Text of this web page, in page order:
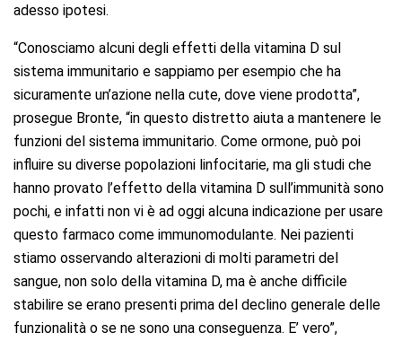
adesso ipotesi.
“Conosciamo alcuni degli effetti della vitamina D sul
sistema immunitario e sappiamo per esempio che ha
sicuramente un’azione nella cute, dove viene prodotta”,
prosegue Bronte, “in questo distretto aiuta a mantenere le
funzioni del sistema immunitario. Come ormone, può poi
influire su diverse popolazioni linfocitarie, ma gli studi che
hanno provato l’effetto della vitamina D sull’immunità sono
pochi, e infatti non vi è ad oggi alcuna indicazione per usare
questo farmaco come immunomodulante. Nei pazienti
stiamo osservando alterazioni di molti parametri del
sangue, non solo della vitamina D, ma è anche difficile
stabilire se erano presenti prima del declino generale delle
funzionalità o se ne sono una conseguenza. E’ vero”,